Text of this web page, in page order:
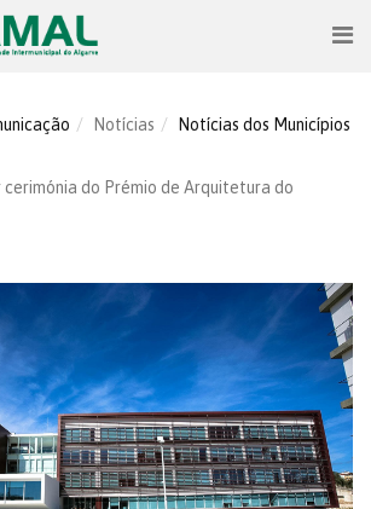
Notícias
Notícias dos Municípios
cerimónia do Prémio de Arquitetura do